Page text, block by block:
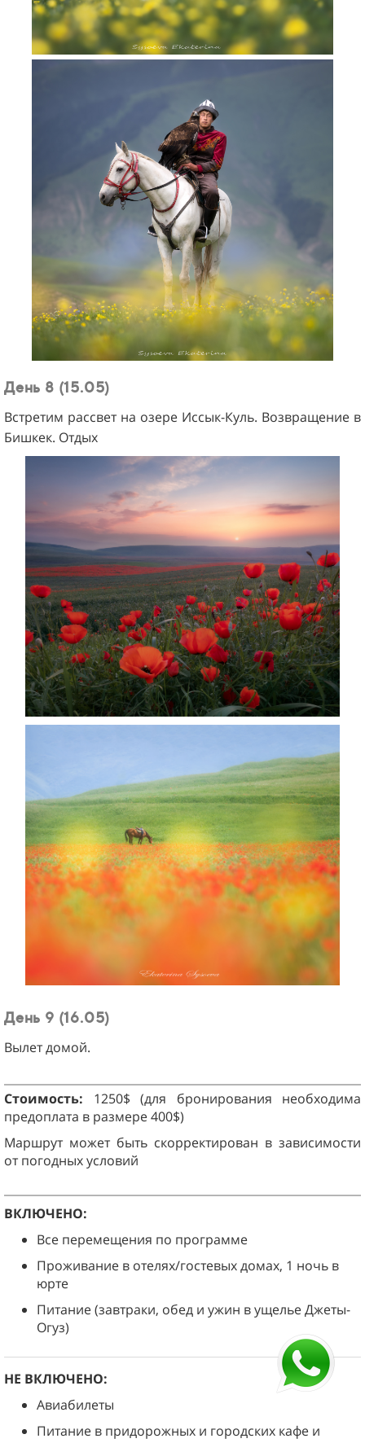
День 8 (15.05)
Встретим рассвет на озере Иссык-Куль. Возвращение в
Бишкек. Отдых
День 9 (16.05)
Вылет домой.
Стоимость: 1250$ (для бронирования необходима
предоплата в размере 400$)
Маршрут может быть скорректирован в зависимости
от погодных условий
ВКЛЮЧЕНО:
Все перемещения по программе
Проживание в отелях/гостевых домах, 1 ночь в
юрте
Питание (завтраки, обед и ужин в ущелье Джеты-
Огуз)
НЕ ВКЛЮЧЕНО:
Авиабилеты
Питание в придорожных и городских кафе и